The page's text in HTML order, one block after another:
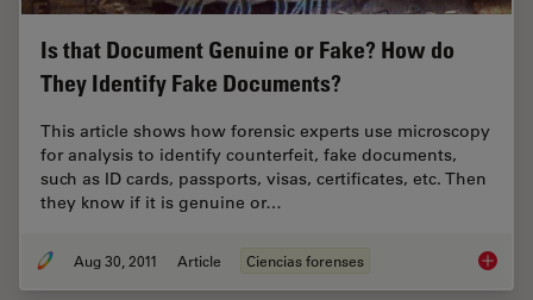
Is that Document Genuine or Fake? How do
They Identify Fake Documents?
This article shows how forensic experts use microscopy
for analysis to identify counterfeit, fake documents,
such as ID cards, passports, visas, certificates, etc. Then
they know if it is genuine or…
Aug 30, 2011 Article Ciencias forenses Is that